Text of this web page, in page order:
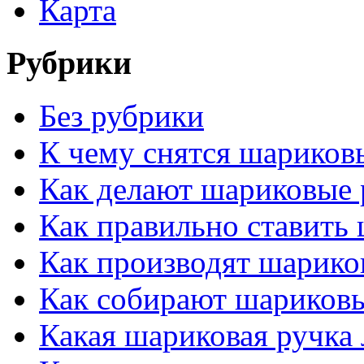
Карта
Рубрики
Без рубрики
К чему снятся
Как делают шариковые
Как правильно
Как производят
Как собирают
Какая шариковая